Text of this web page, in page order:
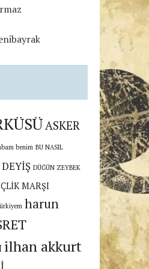
ASKER
benim BU NASIL
DEYİŞ DÜĞÜN ZEYBEK
MARŞI
harun
ilhan akkurt